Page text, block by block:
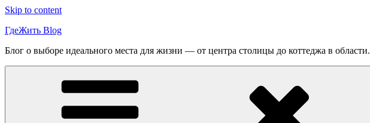
Skip to content
ГдеЖить Blog
Блог о выборе идеального места для жизни — от центра столицы до коттеджа в области.